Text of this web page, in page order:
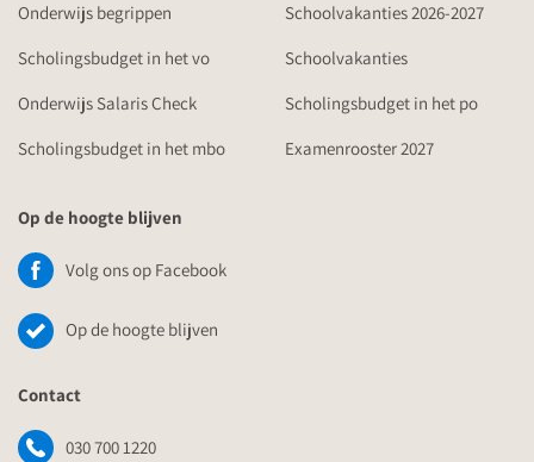
Onderwijs begrippen
Schoolvakanties 2026-2027
Scholingsbudget in het vo
Schoolvakanties
Onderwijs Salaris Check
Scholingsbudget in het po
Scholingsbudget in het mbo
Examenrooster 2027
Op de hoogte blijven
Volg ons op Facebook
Op de hoogte blijven
Contact
030 700 1220